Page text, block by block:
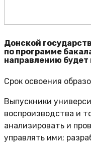
Донской
по программе
направлению будет
Срок освоения
Выпускники
воспроизводства и
анализировать и
управлять ими;